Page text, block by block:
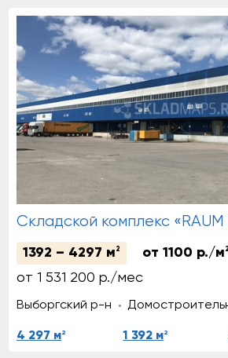
Складской комплекс
1392 – 4297 м 2 от 1100 р./м 2
от 1 531 200 р./мес
Выборгский р-н
4 297 м2 1 392 м2